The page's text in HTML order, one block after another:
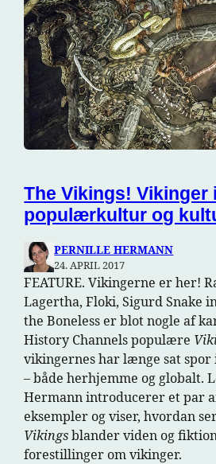
The Vikings! Vikinger i
populærkultur og
PERNILLE HERMANN
24. APRIL 2017
FEATURE. Vikingerne er her!
Lagertha, Floki, Sigurd Snake
the Boneless er blot nogle af
History Channels populære
vikingernes har længe sat
– både herhjemme og globalt.
Hermann introducerer et par
eksempler og viser, hvordan
Vikingsblander viden og
forestillinger om vikinger.